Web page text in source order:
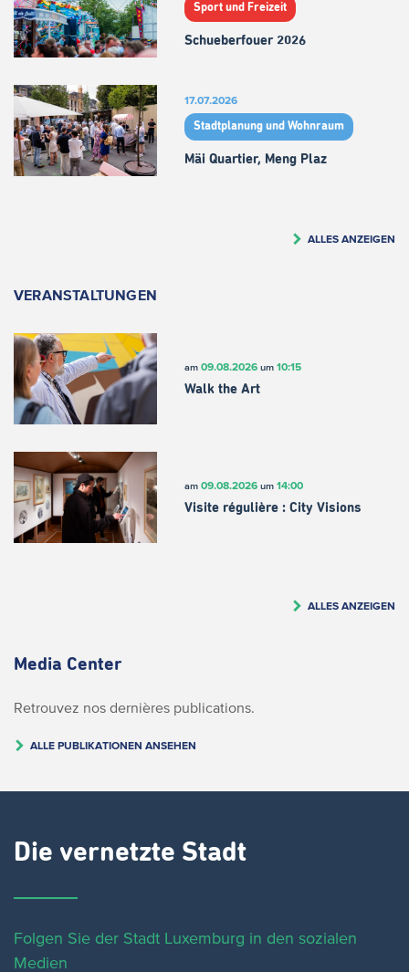
Sport und Freizeit
Schueberfouer 2026
17.07.2026
Stadtplanung und Wohnraum
Mäi Quartier, Meng Plaz
ALLES ANZEIGEN
VERANSTALTUNGEN
am 09.08.2026um 10:15
Walk the Art
am 09.08.2026um 14:00
Visite régulière : City Visions
ALLES ANZEIGEN
Media Center
Retrouvez nos dernières publications.
ALLE PUBLIKATIONEN ANSEHEN
Die vernetzte Stadt
Folgen Sie der Stadt Luxemburg in den sozialen
Medien